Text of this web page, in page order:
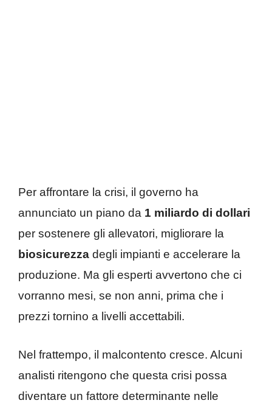
Per affrontare la crisi, il governo ha
annunciato un piano da 1 miliardo di dollari
per sostenere gli allevatori, migliorare la
biosicurezza degli impianti e accelerare la
produzione. Ma gli esperti avvertono che ci
vorranno mesi, se non anni, prima che i
prezzi tornino a livelli accettabili.
Nel frattempo, il malcontento cresce. Alcuni
analisti ritengono che questa crisi possa
diventare un fattore determinante nelle